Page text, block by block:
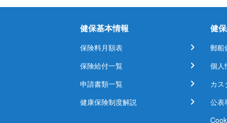
健保基本情報
保険料月額表
保険給付一覧
申請書類一覧
健康保険制度解説
健
郵船
個人
カス
公表